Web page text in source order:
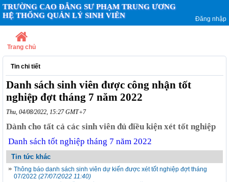
TRƯỜNG CAO ĐẲNG SƯ PHẠM TRUNG ƯƠNG
HỆ THỐNG QUẢN LÝ SINH VIÊN
Đăng nhập
Trang chủ
Tin chi tiết
Danh sách sinh viên được công nhận tốt
nghiệp đợt tháng 7 năm 2022
Thu, 04/08/2022, 15:27 GMT+7
Dành cho tất cả các sinh viên đủ điều kiện xét tốt nghiệp
Danh sách tốt nghiệp tháng 7 năm 2022
Tin tức khác
Thông báo danh sách sinh viên dự kiến được xét tốt nghiệp đợt tháng
07/2022 (27/07/2022 11:40)